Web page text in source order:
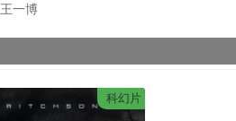
王一博
科幻片